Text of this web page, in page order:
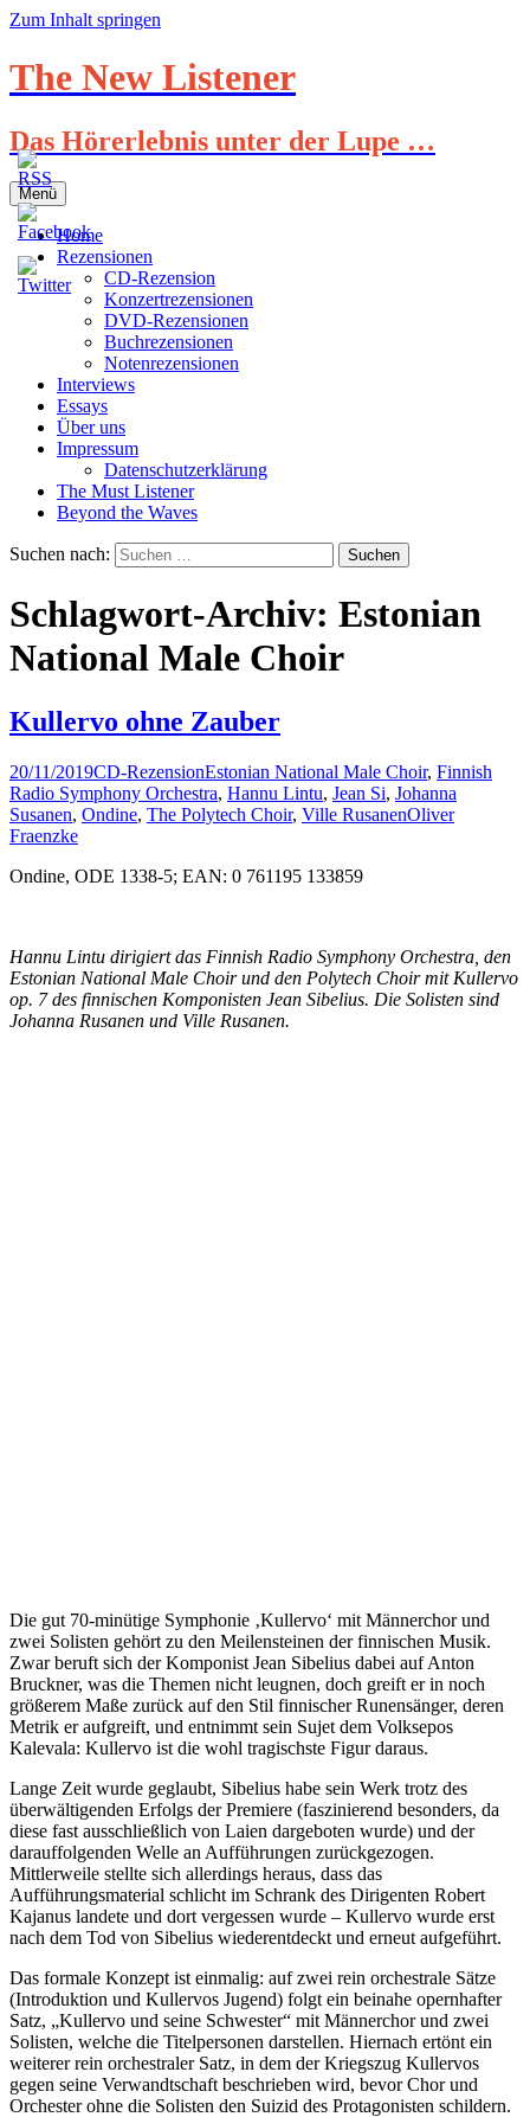
Zum Inhalt springen
The New Listener
Das Hörerlebnis unter der Lupe …
Menü
Home
Rezensionen
CD-Rezension
Konzertrezensionen
DVD-Rezensionen
Buchrezensionen
Notenrezensionen
Interviews
Essays
Über uns
Impressum
Datenschutzerklärung
The Must Listener
Beyond the Waves
Suchen nach:
Schlagwort-Archiv: Estonian
National Male Choir
Kullervo ohne Zauber
20/11/2019CD-RezensionEstonian National Male Choir, Finnish
Radio Symphony Orchestra, Hannu Lintu, Jean Si, Johanna
Susanen, Ondine, The Polytech Choir, Ville RusanenOliver
Fraenzke
Ondine, ODE 1338-5; EAN: 0 761195 133859
Hannu Lintu dirigiert das Finnish Radio Symphony Orchestra, den
Estonian National Male Choir und den Polytech Choir mit Kullervo
op. 7 des finnischen Komponisten Jean Sibelius. Die Solisten sind
Johanna Rusanen und Ville Rusanen.
Die gut 70-minütige Symphonie ‚Kullervo‘ mit Männerchor und
zwei Solisten gehört zu den Meilensteinen der finnischen Musik.
Zwar beruft sich der Komponist Jean Sibelius dabei auf Anton
Bruckner, was die Themen nicht leugnen, doch greift er in noch
größerem Maße zurück auf den Stil finnischer Runensänger, deren
Metrik er aufgreift, und entnimmt sein Sujet dem Volksepos
Kalevala: Kullervo ist die wohl tragischste Figur daraus.
Lange Zeit wurde geglaubt, Sibelius habe sein Werk trotz des
überwältigenden Erfolgs der Premiere (faszinierend besonders, da
diese fast ausschließlich von Laien dargeboten wurde) und der
darauffolgenden Welle an Aufführungen zurückgezogen.
Mittlerweile stellte sich allerdings heraus, dass das
Aufführungsmaterial schlicht im Schrank des Dirigenten Robert
Kajanus landete und dort vergessen wurde – Kullervo wurde erst
nach dem Tod von Sibelius wiederentdeckt und erneut aufgeführt.
Das formale Konzept ist einmalig: auf zwei rein orchestrale Sätze
(Introduktion und Kullervos Jugend) folgt ein beinahe opernhafter
Satz, „Kullervo und seine Schwester“ mit Männerchor und zwei
Solisten, welche die Titelpersonen darstellen. Hiernach ertönt ein
weiterer rein orchestraler Satz, in dem der Kriegszug Kullervos
gegen seine Verwandtschaft beschrieben wird, bevor Chor und
Orchester ohne die Solisten den Suizid des Protagonisten schildern.